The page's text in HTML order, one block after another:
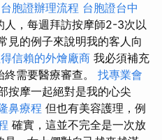
台胞證辦理流程 台胞證台中
人，每週拜訪按摩師2-3次以
見的例子來說明我的客人向
信賴的外燴廠商 我必須補充
需要醫療審查。 找專業會
按摩一起絕對是我的心尖
鼻療程 但也有美容護理，例
確實，這並不完全是一次放